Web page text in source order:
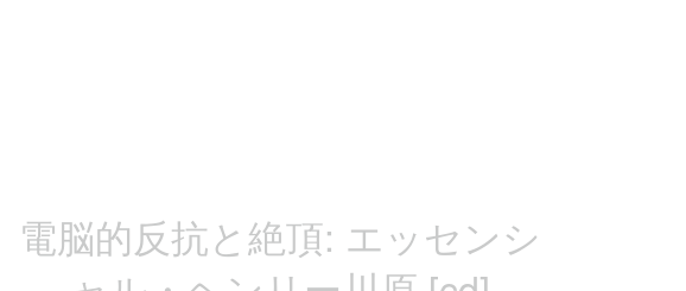
電脳的反抗と絶頂: エッセンシ